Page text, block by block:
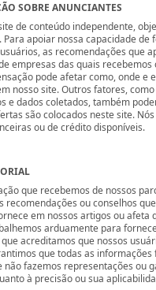
SOBRE ANUNCIANTES
de conteúdo independente,
Para apoiar nossa capacidade
as recomendações que
empresas das quais
pode afetar como, onde e
nosso site. Outros fatores,
e dados coletados, também
são colocados neste site.
ou de crédito disponíveis.
que recebemos de nossos
recomendações ou conselhos
em nossos artigos ou afeta
arduamente para
acreditamos que nossos
que todas as
não fazemos representações ou
à precisão ou sua